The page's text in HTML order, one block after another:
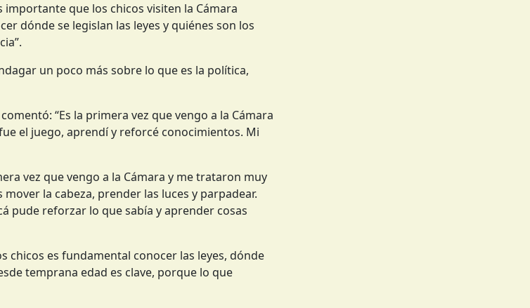
importante que los chicos visiten la Cámara
dónde se legislan las leyes y quiénes son los
un poco más sobre lo que es la política,
“Es la primera vez que vengo a la Cámara
el juego, aprendí y reforcé conocimientos. Mi
vez que vengo a la Cámara y me trataron muy
la cabeza, prender las luces y parpadear.
pude reforzar lo que sabía y aprender cosas
chicos es fundamental conocer las leyes, dónde
temprana edad es clave, porque lo que